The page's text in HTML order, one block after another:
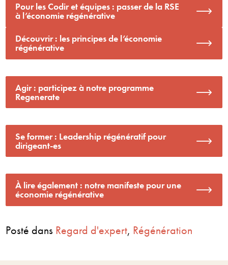
Pour les Codir et équipes : passer de la RSE
à l’économie régénérative
Découvrir : les principes de l’économie
régénérative
Agir : participez à notre programme
Regenerate
Se former : Leadership régénératif pour
dirigeant-es
À lire également : notre manifeste pour une
économie régénérative
Posté dans Regard d'expert, Régénération